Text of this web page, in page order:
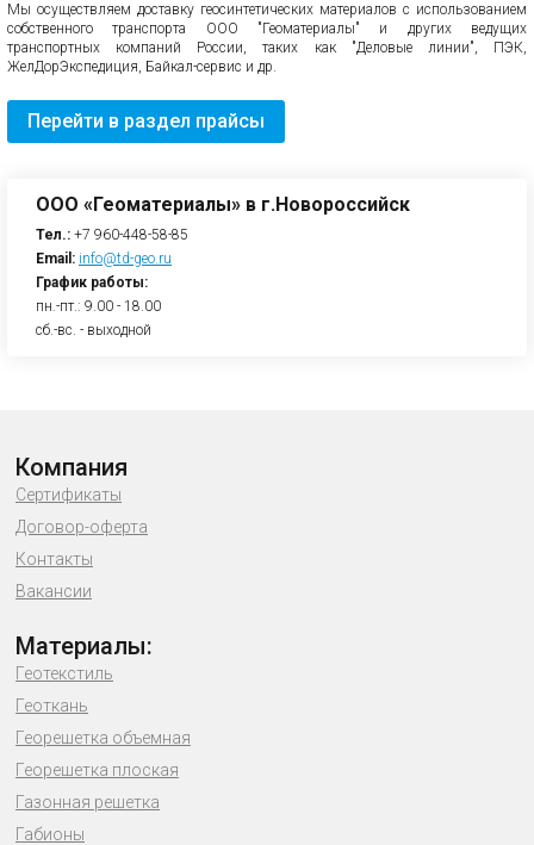
Мы осуществляем доставку геосинтетических материалов с использованием
собственного транспорта ООО "Геоматериалы" и других ведущих
транспортных компаний России, таких как "Деловые линии", ПЭК,
ЖелДорЭкспедиция, Байкал-сервис и др.
Перейти в раздел прайсы
ООО «Геоматериалы» в г.Новороссийск
Тел.: +7 960-448-58-85
Email: info@td-geo.ru
График работы:
пн.-пт.: 9.00 - 18.00
сб.-вс. - выходной
Компания
Сертификаты
Договор-оферта
Контакты
Вакансии
Материалы:
Геотекстиль
Геоткань
Георешетка объемная
Георешетка плоская
Газонная решетка
Габионы